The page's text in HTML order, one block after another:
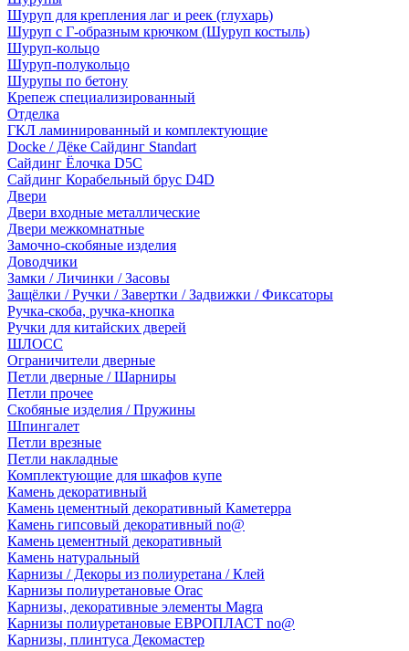
Шуруп для крепления лаг и реек (глухарь)
Шуруп с Г-образным крючком (Шуруп костыль)
Шуруп-кольцо
Шуруп-полукольцо
Шурупы по бетону
Крепеж специализированный
Отделка
ГКЛ ламинированный и комплектующие
Docke / Дёке Сайдинг Standart
Сайдинг Ёлочка D5C
Сайдинг Корабельный брус D4D
Двери
Двери входные металлические
Двери межкомнатные
Замочно-скобяные изделия
Доводчики
Замки / Личинки / Засовы
Защёлки / Ручки / Завертки / Задвижки / Фиксаторы
Ручка-скоба, ручка-кнопка
Ручки для китайских дверей
ШЛОСС
Ограничители дверные
Петли дверные / Шарниры
Петли прочее
Скобяные изделия / Пружины
Шпингалет
Петли врезные
Петли накладные
Комплектующие для шкафов купе
Камень декоративный
Камень цементный декоративный Каметерра
Камень гипсовый декоративный no@
Камень цементный декоративный
Камень натуральный
Карнизы / Декоры из полиуретана / Клей
Карнизы полиуретановые Orac
Карнизы, декоративные элементы Magra
Карнизы полиуретановые ЕВРОПЛАСТ no@
Карнизы, плинтуса Декомастер